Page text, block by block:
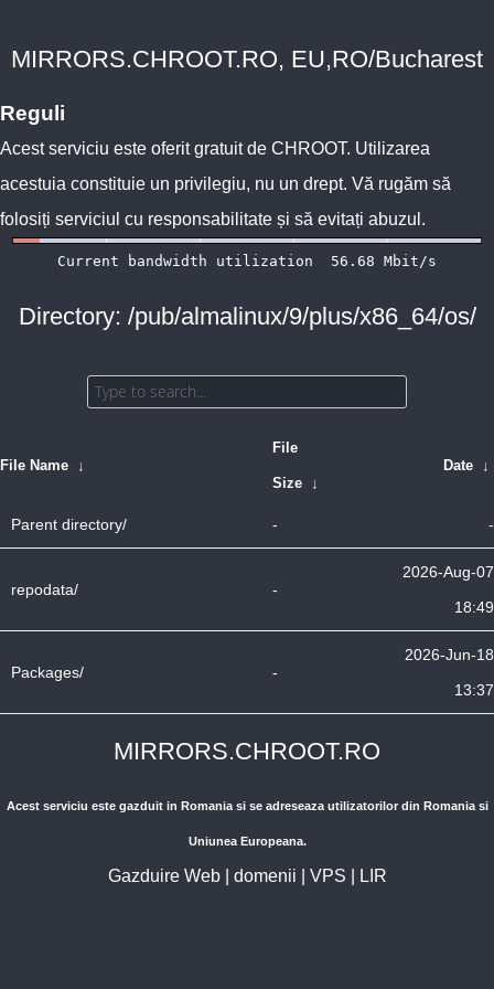
MIRRORS.CHROOT.RO, EU,RO/Bucharest
Reguli
Acest serviciu este oferit gratuit de CHROOT. Utilizarea
acestuia constituie un privilegiu, nu un drept. Vă rugăm să
folosiți serviciul cu responsabilitate și să evitați abuzul.
Directory: /pub/almalinux/9/plus/x86_64/os/
File Name ↓
File
Size ↓
Date ↓
Parent directory/ - -
repodata/ -
2026-Aug-07
18:49
Packages/ -
2026-Jun-18
13:37
MIRRORS.CHROOT.RO
Acest serviciu este gazduit in Romania si se adreseaza utilizatorilor din Romania si
Uniunea Europeana.
Gazduire Web| domenii VPS LIR